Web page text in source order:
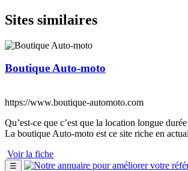
Sites similaires
Boutique Auto-moto
https://www.boutique-automoto.com
Qu’est-ce que c’est que la location longue
La boutique Auto-moto est ce site riche en
Voir la fiche
☰